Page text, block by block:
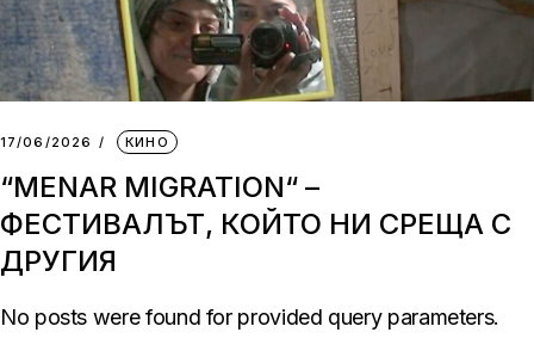
17/06/2026 КИНО
“MENAR MIGRATION“ –
ФЕСТИВАЛЪТ, КОЙТО НИ СРЕЩА С
ДРУГИЯ
No posts were found for provided query parameters.